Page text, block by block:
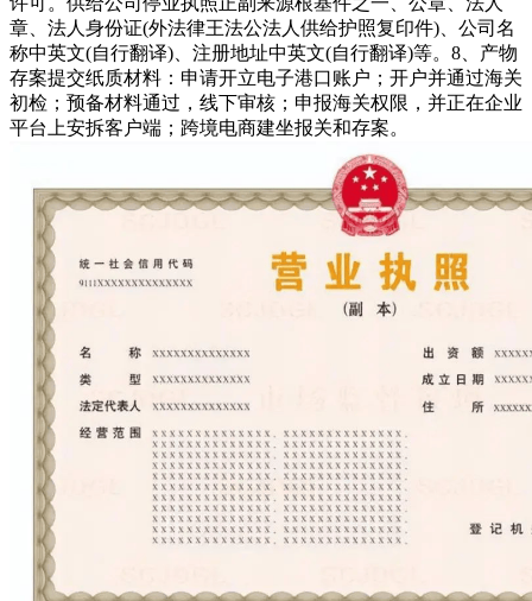
章、法人身份证(外法律王法公法人供给护照复印件)、公司名
称中英文(自行翻译)、注册地址中英文(自行翻译)等。8、产物
存案提交纸质材料：申请开立电子港口账户；开户并通过海关
初检；预备材料通过，线下审核；申报海关权限，并正在企业
平台上安拆客户端；跨境电商建坐报关和存案。